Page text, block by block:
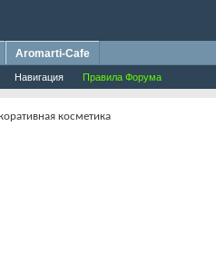
Навигация Правила Форума
Aromarti-Cafe
косметика